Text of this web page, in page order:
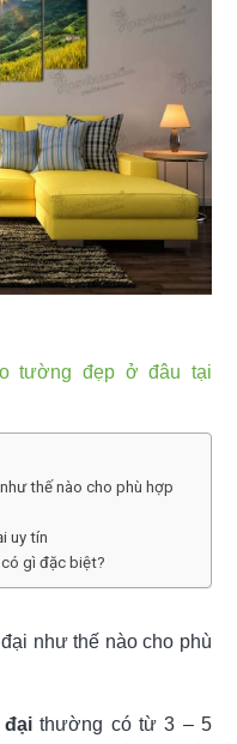
tường đẹp ở đâu tại
thế nào cho phù hợp
uy tín
gì đặc biệt?
như thế nào cho phù
thường có từ 3 – 5